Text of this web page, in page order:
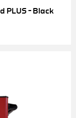
PLUS – Black